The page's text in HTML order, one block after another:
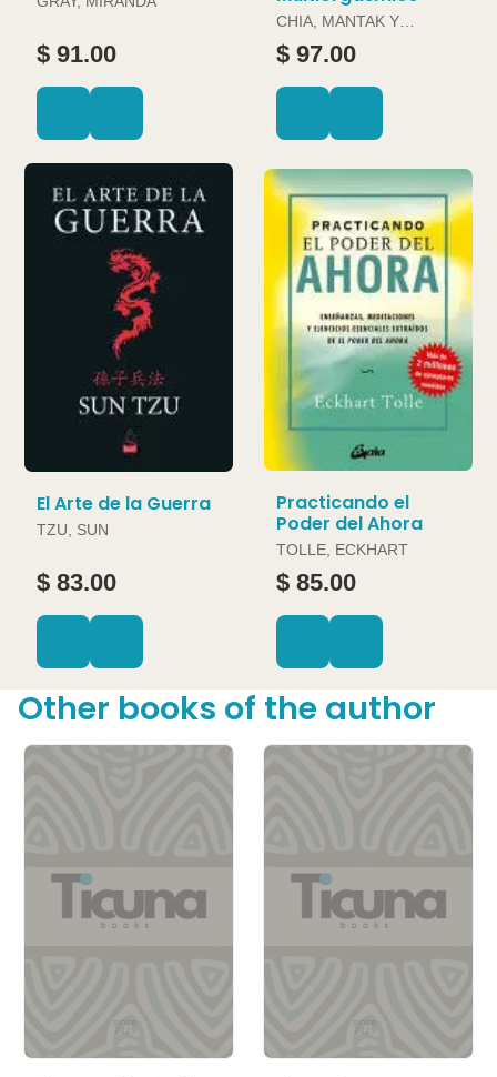
$ 91.00
CHIA, MANTAK Y
DOUGLAS ABRAMS
$ 97.00
El Arte de la Guerra
TZU, SUN
$ 83.00
Practicando el
Poder del Ahora
TOLLE, ECKHART
$ 85.00
Other books of the author